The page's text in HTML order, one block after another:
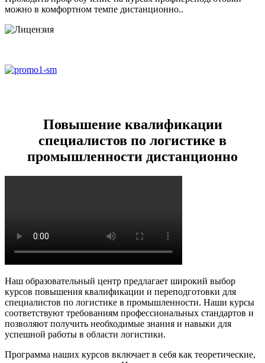
можно в комфортном темпе дистанционно..
Повышение квалификации
специалистов по логистике в
промышленности дистанционно
Наш образовательный центр предлагает широкий выбор
курсов повышения квалификации и переподготовки для
специалистов по логистике в промышленности. Наши курсы
соответствуют требованиям профессиональных стандартов и
позволяют получить необходимые знания и навыки для
успешной работы в области логистики.
Программа наших курсов включает в себя как теоретические,